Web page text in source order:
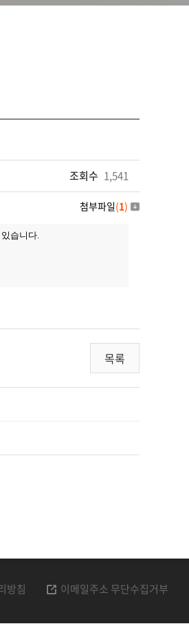
조회수 1,541
첨부파일(1)
습니다.
목록
방침 이메일주소 무단수집거부